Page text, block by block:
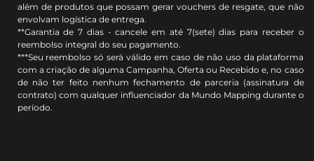
além de produtos que possam gerar vouchers de resgate, que não
envolvam logística de entrega.
**Garantia de 7 dias - cancele em até 7(sete) dias para receber o
reembolso integral do seu pagamento.
***Seu reembolso só será válido em caso de não uso da plataforma
com a criação de alguma Campanha, Oferta ou Recebido e, no caso
de não ter feito nenhum fechamento de parceria (assinatura de
contrato) com qualquer influenciador da Mundo Mapping durante o
período.